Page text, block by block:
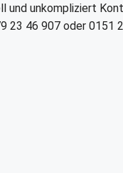
und unkompliziert
23 46 907 oder 0151